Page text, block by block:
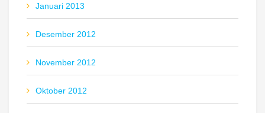
Januari 2013
Desember 2012
November 2012
Oktober 2012